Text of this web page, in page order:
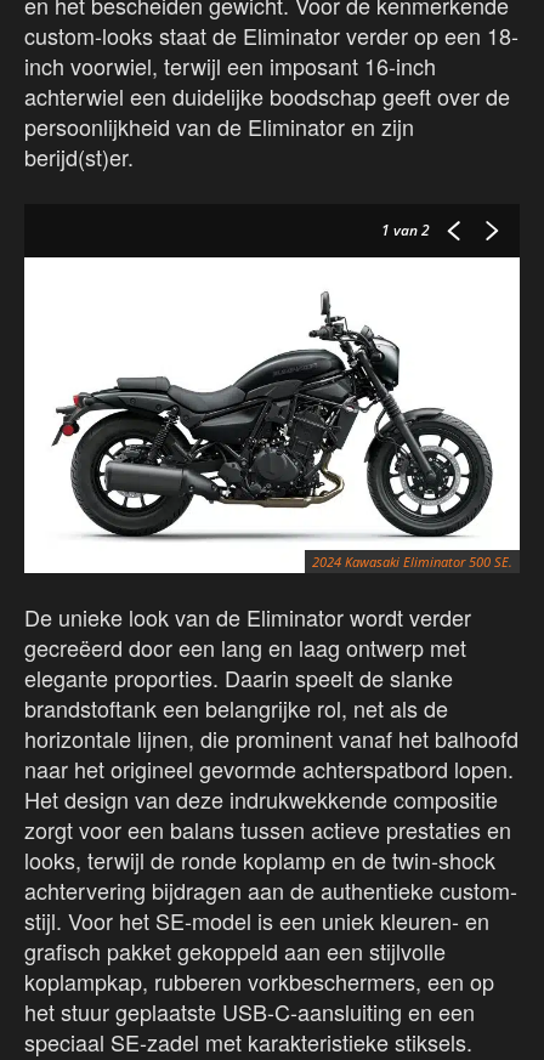
custom-looks staat de Eliminator verder op een 18-
inch voorwiel, terwijl een imposant 16-inch
achterwiel een duidelijke boodschap geeft over de
persoonlijkheid van de Eliminator en zijn
berijd(st)er.
1 van 2
2024 Kawasaki Eliminator 500 SE.
De unieke look van de Eliminator wordt verder
gecreëerd door een lang en laag ontwerp met
elegante proporties. Daarin speelt de slanke
brandstoftank een belangrijke rol, net als de
horizontale lijnen, die prominent vanaf het balhoofd
naar het origineel gevormde achterspatbord lopen.
Het design van deze indrukwekkende compositie
zorgt voor een balans tussen actieve prestaties en
looks, terwijl de ronde koplamp en de twin-shock
achtervering bijdragen aan de authentieke custom-
stijl. Voor het SE-model is een uniek kleuren- en
grafisch pakket gekoppeld aan een stijlvolle
koplampkap, rubberen vorkbeschermers, een op
het stuur geplaatste USB-C-aansluiting en een
speciaal SE-zadel met karakteristieke stiksels.